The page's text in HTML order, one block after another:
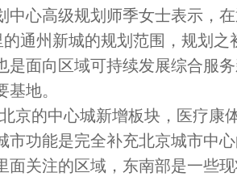
中心高级规划师季女士表示，
通州新城的规划范围，规划
是面向区域可持续发展综合服
地。
京的中心城新增板块，医疗康
市功能是完全补充北京城市中
面关注的区域，东南部是一些